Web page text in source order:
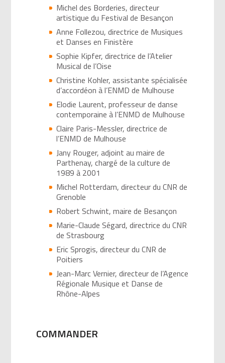
Michel des Borderies, directeur
artistique du Festival de Besançon
Anne Follezou, directrice de Musiques
et Danses en Finistère
Sophie Kipfer, directrice de l’Atelier
Musical de l’Oise
Christine Kohler, assistante spécialisée
d’accordéon à l’ENMD de Mulhouse
Elodie Laurent, professeur de danse
contemporaine à l’ENMD de Mulhouse
Claire Paris-Messler, directrice de
l’ENMD de Mulhouse
Jany Rouger, adjoint au maire de
Parthenay, chargé de la culture de
1989 à 2001
Michel Rotterdam, directeur du CNR de
Grenoble
Robert Schwint, maire de Besançon
Marie-Claude Ségard, directrice du CNR
de Strasbourg
Eric Sprogis, directeur du CNR de
Poitiers
Jean-Marc Vernier, directeur de l’Agence
Régionale Musique et Danse de
Rhône-Alpes
COMMANDER